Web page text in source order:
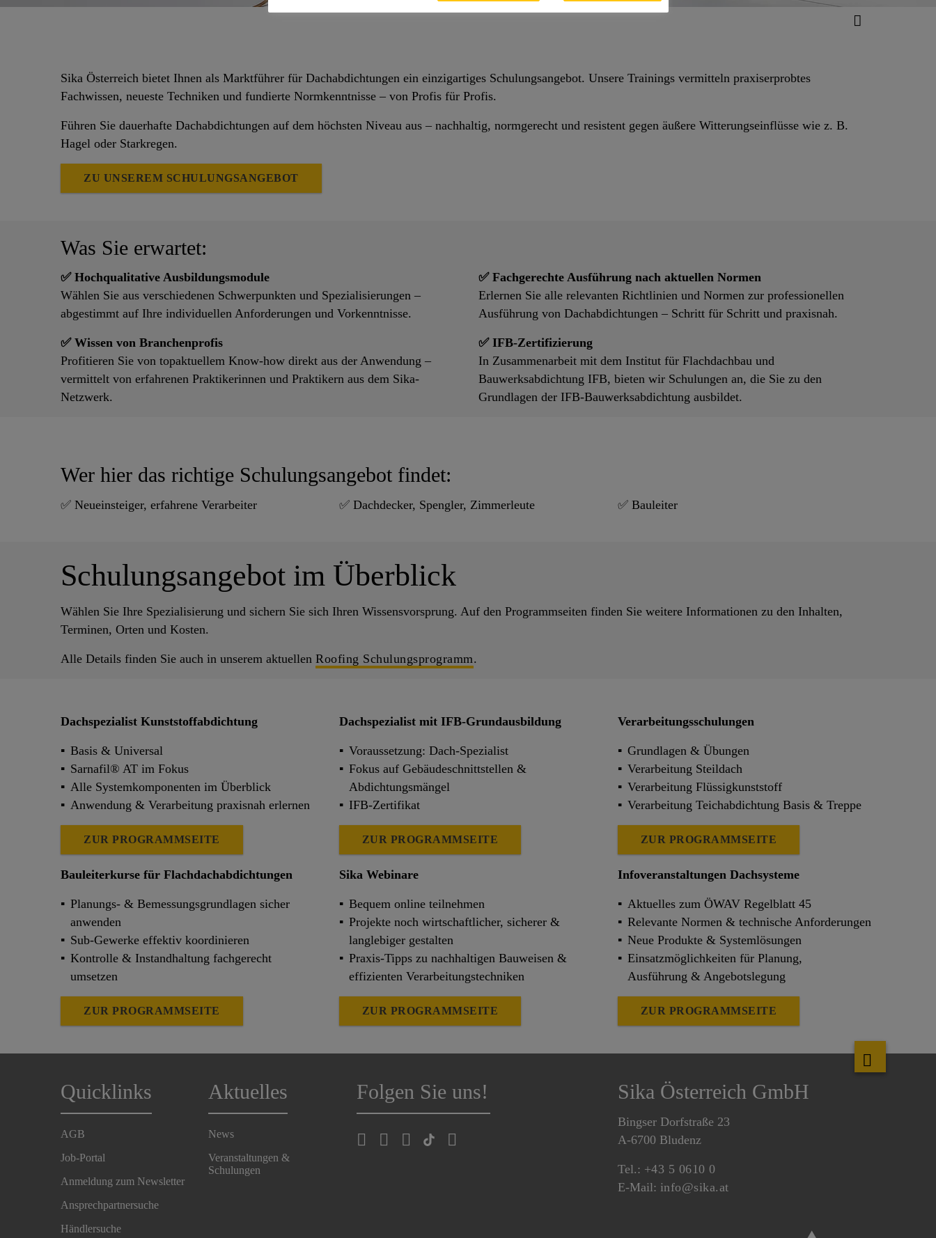
Sika Österreich bietet Ihnen als Marktführer für Dachabdichtungen ein einzigartiges Schulungsangebot. Unsere Trainings vermitteln praxiserprobtes
Fachwissen, neueste Techniken und fundierte Normkenntnisse – von Profis für Profis.
Führen Sie dauerhafte Dachabdichtungen auf dem höchsten Niveau aus – nachhaltig, normgerecht und resistent gegen äußere Witterungseinflüsse wie z. B.
Hagel oder Starkregen.
ZU UNSEREM SCHULUNGSANGEBOT
Was Sie erwartet:
✅ Hochqualitative Ausbildungsmodule
Wählen Sie aus verschiedenen Schwerpunkten und Spezialisierungen –
abgestimmt auf Ihre individuellen Anforderungen und Vorkenntnisse.
✅ Wissen von Branchenprofis
Profitieren Sie von topaktuellem Know-how direkt aus der Anwendung –
vermittelt von erfahrenen Praktikerinnen und Praktikern aus dem Sika-
Netzwerk.
✅ Fachgerechte Ausführung nach aktuellen Normen
Erlernen Sie alle relevanten Richtlinien und Normen zur professionellen
Ausführung von Dachabdichtungen – Schritt für Schritt und praxisnah.
✅ IFB-Zertifizierung
In Zusammenarbeit mit dem Institut für Flachdachbau und
Bauwerksabdichtung IFB, bieten wir Schulungen an, die Sie zu den
Grundlagen der IFB-Bauwerksabdichtung ausbildet.
Wer hier das richtige Schulungsangebot findet:
✅ Neueinsteiger, erfahrene Verarbeiter ✅ Dachdecker, Spengler, Zimmerleute ✅ Bauleiter
Schulungsangebot im Überblick
Wählen Sie Ihre Spezialisierung und sichern Sie sich Ihren Wissensvorsprung. Auf den Programmseiten finden Sie weitere Informationen zu den Inhalten,
Terminen, Orten und Kosten.
Alle Details finden Sie auch in unserem aktuellen Roofing Schulungsprogramm.
Dachspezialist Kunststoffabdichtung
Basis & Universal
Sarnafil® AT im Fokus
Alle Systemkomponenten im Überblick
Anwendung & Verarbeitung praxisnah erlernen
ZUR PROGRAMMSEITE
Bauleiterkurse für Flachdachabdichtungen
Planungs- & Bemessungsgrundlagen sicher
anwenden
Sub-Gewerke effektiv koordinieren
Kontrolle & Instandhaltung fachgerecht
umsetzen
ZUR PROGRAMMSEITE
Dachspezialist mit IFB-Grundausbildung
Voraussetzung: Dach-Spezialist
Fokus auf Gebäudeschnittstellen &
Abdichtungsmängel
IFB-Zertifikat
ZUR PROGRAMMSEITE
Sika Webinare
Bequem online teilnehmen
Projekte noch wirtschaftlicher, sicherer &
langlebiger gestalten
Praxis-Tipps zu nachhaltigen Bauweisen &
effizienten Verarbeitungstechniken
ZUR PROGRAMMSEITE
Verarbeitungsschulungen
Grundlagen & Übungen
Verarbeitung Steildach
Verarbeitung Flüssigkunststoff
Verarbeitung Teichabdichtung Basis & Treppe
ZUR PROGRAMMSEITE
Infoveranstaltungen Dachsysteme
Aktuelles zum ÖWAV Regelblatt 45
Relevante Normen & technische Anforderungen
Neue Produkte & Systemlösungen
Einsatzmöglichkeiten für Planung,
Ausführung & Angebotslegung
ZUR PROGRAMMSEITE
Quicklinks
AGB
Job-Portal
Anmeldung zum Newsletter
Ansprechpartnersuche
Händlersuche
Aktuelles
News
Veranstaltungen &
Schulungen
Folgen Sie uns! Sika Österreich GmbH
Bingser Dorfstraße 23
A-6700 Bludenz
Tel.: +43 5 0610 0
E-Mail: info@sika.at